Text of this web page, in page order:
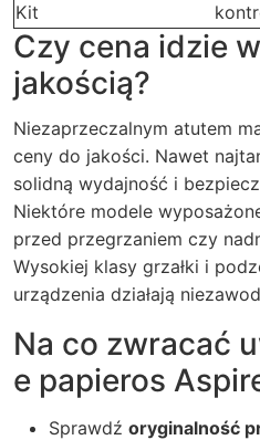
Kit
Czy cena idzie
jakością?
Niezaprzeczalnym atutem
ceny do jakości. Nawet
solidną wydajność i
Niektóre modele
przed przegrzaniem czy
Wysokiej klasy grzałki i
urządzenia działają
Na co zwracać
e papieros
Sprawdź oryginalność